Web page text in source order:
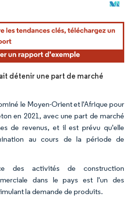
réutilisation nécessite une attribution sous CC BY
détenir une part de marché
le Moyen-Orient et l'Afrique pour
en 2021, avec une part de marché
de revenus, et il est prévu qu'elle
au cours de la période de
des activités de construction
dans le pays est l'un des
la demande de produits.